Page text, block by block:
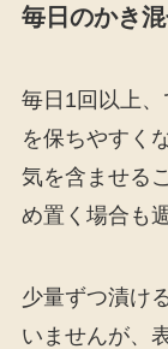
毎日のかき
毎日1回以上
を保ちやすく
気を含ませる
め置く場合も
少量ずつ漬け
いませんが、